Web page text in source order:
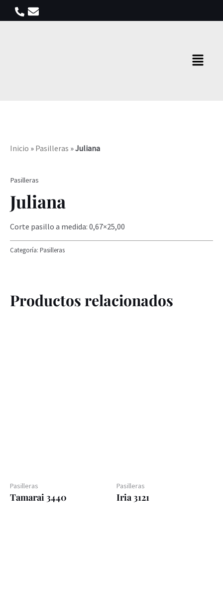
Menú
Inicio » Pasilleras »Juliana
Pasilleras
Juliana
Corte pasillo a medida: 0,67×25,00
Categoría: Pasilleras
Productos relacionados
Pasilleras
Tamarai 3440
Pasilleras
Iria 3121